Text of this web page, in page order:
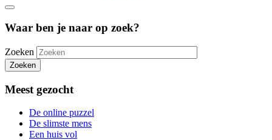
Waar ben je naar op zoek?
Zoeken
Zoeken
Meest gezocht
De online puzzel
De slimste mens
Een huis vol